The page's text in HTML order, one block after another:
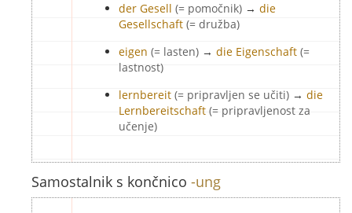
der Gesell (= pomočnik) → die
Gesellschaft (= družba)
eigen (= lasten) → die Eigenschaft (=
lastnost)
lernbereit (= pripravljen se učiti) → die
Lernbereitschaft (= pripravljenost za
učenje)
Samostalnik s končnico -ung